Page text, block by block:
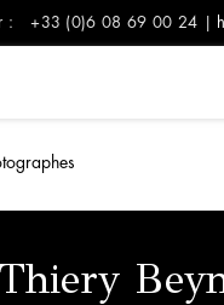
: +33 (0)6 08 69 00 24 |
Thiery